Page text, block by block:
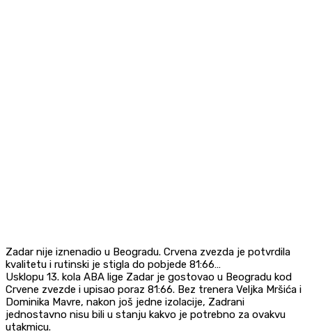
Zadar nije iznenadio u Beogradu. Crvena zvezda je potvrdila
kvalitetu i rutinski je stigla do pobjede 81:66…
Usklopu 13. kola ABA lige Zadar je gostovao u Beogradu kod
Crvene zvezde i upisao poraz 81:66. Bez trenera Veljka Mršića i
Dominika Mavre, nakon još jedne izolacije, Zadrani
jednostavno nisu bili u stanju kakvo je potrebno za ovakvu
utakmicu.